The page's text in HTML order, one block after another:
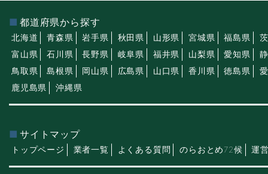
都道府県から探す
北海道 青森県 岩手県 秋田県 山形県 宮城県 福島県
富山県
石川県 長野県 岐阜県 福井県 山梨県 愛知県
鳥取県
島根県 岡山県 広島県 山口県 香川県 徳島県
鹿児島県
沖縄県
サイトマップ
トップページ 業者一覧 よくある質問 のらおとめ72候 運